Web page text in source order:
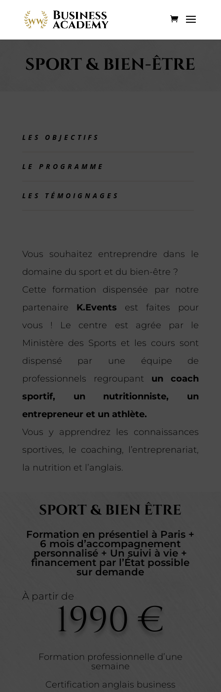
SPORT & BIEN-ÊTRE
LES OBJECTIFS
LE PROGRAMME
LES TÉMOIGNAGES
Vous souhaitez entreprendre dans le
domaine du sport et du bien-être ?
Cette formation dispensée par notre
partenaire K.Events est faites pour
vous ! Le centre est agrée par le
Ministère des Sports et les cours sont
dispensé par une équipe de
professionnels regroupant un coach
sportif, un nutritionniste, un
entrepreneur et un athlète.
Vous y apprendrez les connaissances
sportives, le coaching, l’entreprenariat,
la nutrition et l’anglais.
SPORT & BIEN ÊTRE
Formation en présentiel à Paris +
6 mois d’accompagnement
personnalisé + Un suivi à vie +
financement par l’État possible
sur demande
À partir de
1990 €
Formation professionnelle d’une
semaine
Certification anglais business